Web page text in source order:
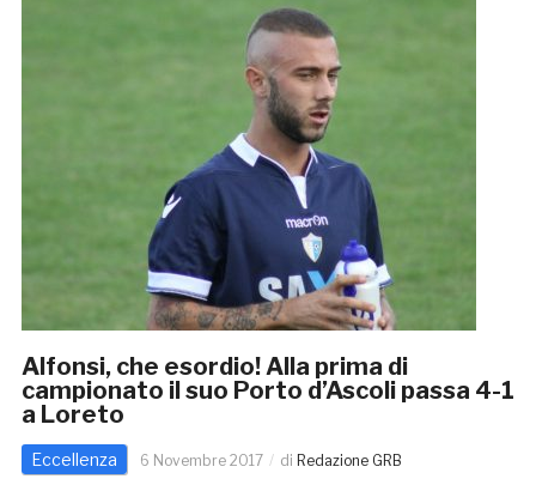
Alfonsi, che esordio! Alla prima di
campionato il suo Porto d’Ascoli passa 4-1
a Loreto
Eccellenza 6 Novembre 2017 di Redazione GRB